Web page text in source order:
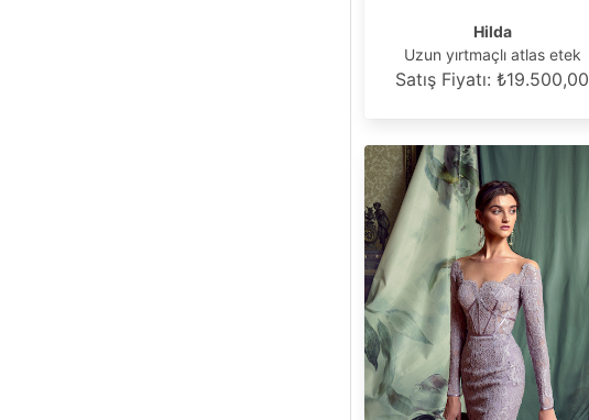
Hilda
Uzun yırtmaçlı atlas etek
Satış Fiyatı: ₺19.500,00